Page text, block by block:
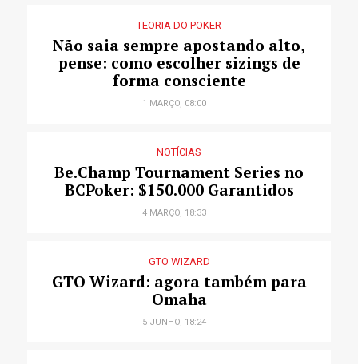
TEORIA DO POKER
Não saia sempre apostando alto,
pense: como escolher sizings de
forma consciente
1 MARÇO, 08:00
NOTÍCIAS
Be.Champ Tournament Series no
BCPoker: $150.000 Garantidos
4 MARÇO, 18:33
GTO WIZARD
GTO Wizard: agora também para
Omaha
5 JUNHO, 18:24